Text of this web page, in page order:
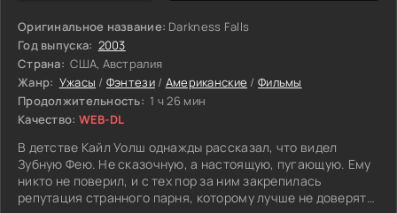
Оригинальное название: Darkness Falls
Год выпуска: 2003
Страна: США, Австралия
Жанр: Ужасы / Фэнтези/ Американские / Фильмы
Продолжительность: 1 ч 26 мин
Качество: WEB-DL
В детстве Кайл Уолш однажды рассказал, что видел
Зубную Фею. Не сказочную, а настоящую, пугающую. Ему
никто не поверил, и с тех пор за ним закрепилась
репутация странного парня, которому лучше не доверять.